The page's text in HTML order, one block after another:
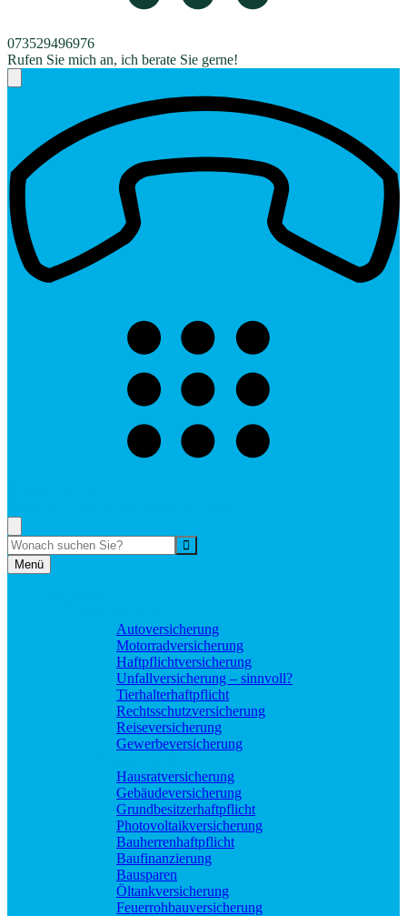
073529496976
Rufen Sie mich an, ich berate Sie gerne!
Menü
Autoversicherung
Motorradversicherung
Haftpflichtversicherung
Unfallversicherung – sinnvoll?
Tierhalterhaftpflicht
Rechtsschutzversicherung
Reiseversicherung
Gewerbeversicherung
Hausratversicherung
Gebäudeversicherung
Grundbesitzerhaftpflicht
Photovoltaikversicherung
Bauherrenhaftpflicht
Baufinanzierung
Bausparen
Öltankversicherung
Feuerrohbauversicherung